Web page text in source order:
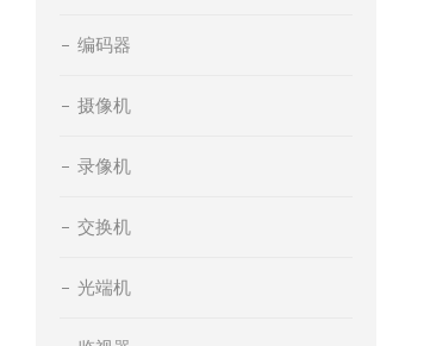
编码器
摄像机
录像机
交换机
光端机